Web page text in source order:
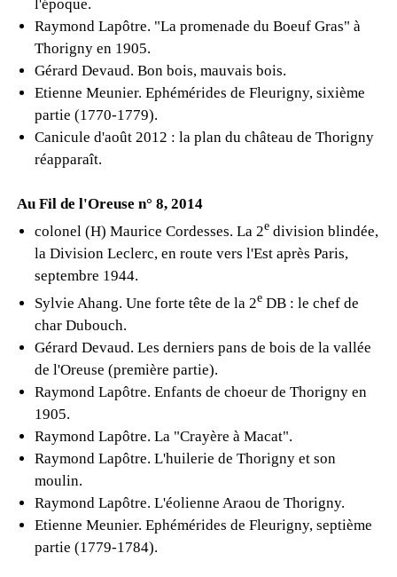
l'époque.
Raymond Lapôtre. "La promenade du Boeuf Gras" à
Thorigny en 1905.
Gérard Devaud. Bon bois, mauvais bois.
Etienne Meunier. Ephémérides de Fleurigny, sixième
partie (1770-1779).
Canicule d'août 2012 : la plan du château de Thorigny
réapparaît.
Au Fil de l'Oreuse n° 8, 2014
colonel (H) Maurice Cordesses. La 2edivision blindée,
la Division Leclerc, en route vers l'Est après Paris,
septembre 1944.
Sylvie Ahang. Une forte tête de la 2eDB : le chef de
char Dubouch.
Gérard Devaud. Les derniers pans de bois de la vallée
de l'Oreuse (première partie).
Raymond Lapôtre. Enfants de choeur de Thorigny en
1905.
Raymond Lapôtre. La "Crayère à Macat".
Raymond Lapôtre. L'huilerie de Thorigny et son
moulin.
Raymond Lapôtre. L'éolienne Araou de Thorigny.
Etienne Meunier. Ephémérides de Fleurigny, septième
partie (1779-1784).